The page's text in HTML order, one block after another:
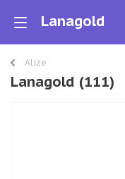
Lanagold
Alize
Lanagold (111)